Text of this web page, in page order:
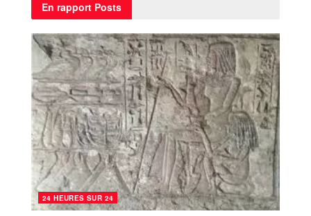
En rapport Posts
24 HEURES SUR 24